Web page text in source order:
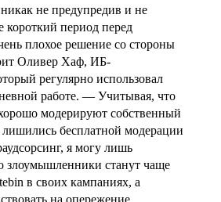
не предупредив и не
короткий период перед
плохое решение со стороны
Оливер Хаф, ИБ-
регулярно использовал
работе. — Учитывая, что
модерируют собственный
лишились бесплатной модерации
я могу лишь
злоумышленники станут чаще
в своих кампаниях, а
на опережение,